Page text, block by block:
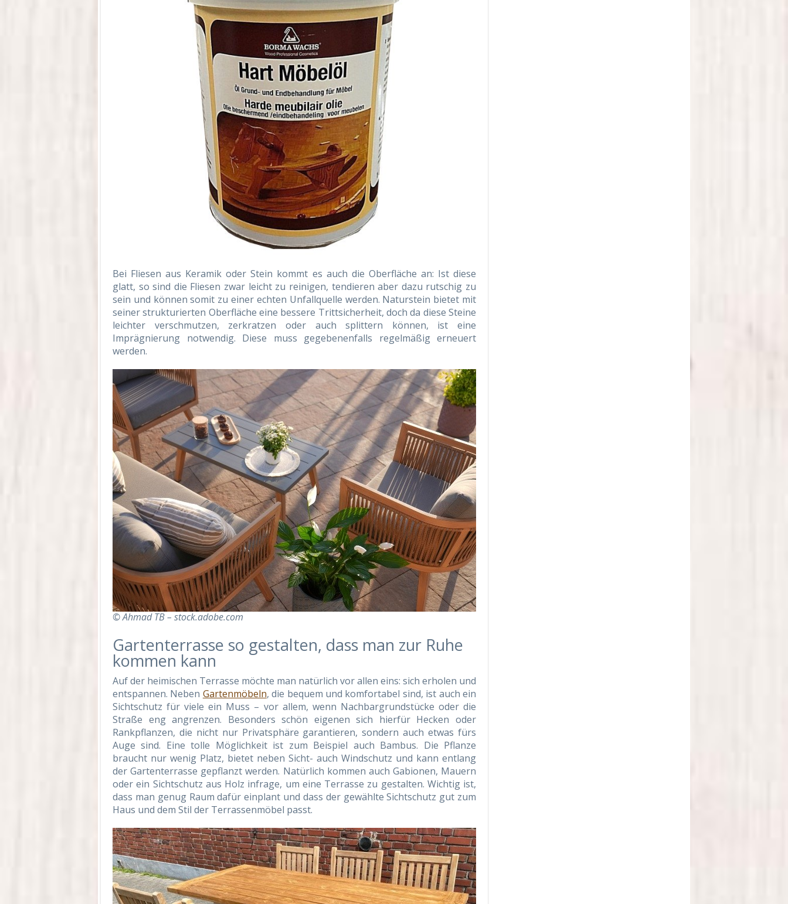
Bei Fliesen aus Keramik oder Stein kommt es auch die Oberfläche an: Ist diese
glatt, so sind die Fliesen zwar leicht zu reinigen, tendieren aber dazu rutschig zu
sein und können somit zu einer echten Unfallquelle werden. Naturstein bietet mit
seiner strukturierten Oberfläche eine bessere Trittsicherheit, doch da diese Steine
leichter verschmutzen, zerkratzen oder auch splittern können, ist eine
Imprägnierung notwendig. Diese muss gegebenenfalls regelmäßig erneuert
werden.
© Ahmad TB – stock.adobe.com
Gartenterrasse so gestalten, dass man zur Ruhe
kommen kann
Auf der heimischen Terrasse möchte man natürlich vor allen eins: sich erholen und
entspannen. Neben Gartenmöbeln, die bequem und komfortabel sind, ist auch ein
Sichtschutz für viele ein Muss – vor allem, wenn Nachbargrundstücke oder die
Straße eng angrenzen. Besonders schön eigenen sich hierfür Hecken oder
Rankpflanzen, die nicht nur Privatsphäre garantieren, sondern auch etwas fürs
Auge sind. Eine tolle Möglichkeit ist zum Beispiel auch Bambus. Die Pflanze
braucht nur wenig Platz, bietet neben Sicht- auch Windschutz und kann entlang
der Gartenterrasse gepflanzt werden. Natürlich kommen auch Gabionen, Mauern
oder ein Sichtschutz aus Holz infrage, um eine Terrasse zu gestalten. Wichtig ist,
dass man genug Raum dafür einplant und dass der gewählte Sichtschutz gut zum
Haus und dem Stil der Terrassenmöbel passt.